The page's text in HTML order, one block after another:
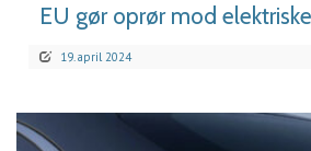
EU gør oprør mod
19. april 2024